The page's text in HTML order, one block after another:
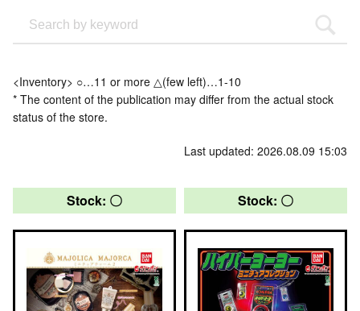
<Inventory> ○…11 or more △(few left)…1-10
* The content of the publication may differ from the actual stock
status of the store.
Last updated: 2026.08.09 15:03
Stock: 〇 Stock: 〇